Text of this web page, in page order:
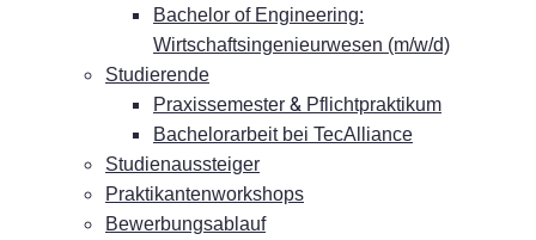
Ba­che­lor of En­gi­nee­ring:
Wirtschaftsingenieurwesen (m/w/d)
Stu­die­ren­de
Pra­xis­se­mes­ter & Pflichtpraktikum
Ba­che­lor­ar­beit bei TecAlliance
Stu­di­en­aus­stei­ger
Prak­ti­kan­ten­work­shops
Be­wer­bungs­ab­lauf